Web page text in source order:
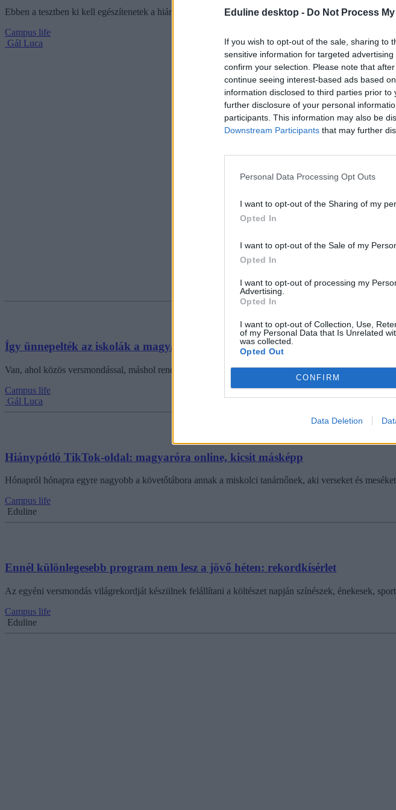
Eduline desktop - Do Not Process
If you wish to opt-out of the sale, sharing to
sensitive information for targeted
confirm your selection. Please note that
continue seeing interest-based ads based
information disclosed to third parties prior
further disclosure of your personal
participants. This information may also be
Downstream Participants that may further
Personal Data Processing Opt Outs
I want to opt-out of the Sharing of my
Opted In
I want to opt-out of the Sale of my
Opted In
I want to opt-out of processing my
Advertising.
Opted In
I want to opt-out of Collection, Use,
of my Personal Data that Is Unrelated
was collected.
Opted Out
CONFIRM
Data Deletion
Ebben a tesztben ki kell egészítenetek a hiányos idézeteket.
Campus life
Gál Luca
Így ünnepelték az iskolák a magyar költészet napját
Van, ahol közös versmondással, máshol rendhagyó módon focival mutatták meg versszeretetüket a
Campus life
Gál Luca
Hiánypótló TikTok-oldal: magyaróra online, kicsit másképp
Hónapról hónapra egyre nagyobb a követőtábora annak a miskolci tanárnőnek, aki verseket és
Campus life
Eduline
Ennél különlegesebb program nem lesz a jövő héten: rekordkísérlet
Az egyéni versmondás világrekordját készülnek felállítani a költészet napján színészek, énekesek,
Campus life
Eduline